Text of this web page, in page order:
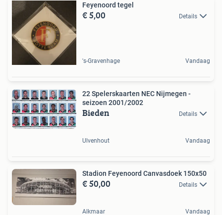
Feyenoord tegel
€ 5,00 Details
's-Gravenhage Vandaag
22 Spelerskaarten NEC Nijmegen -
seizoen 2001/2002
Bieden Details
Ulvenhout Vandaag
Stadion Feyenoord Canvasdoek 150x50
€ 50,00 Details
Alkmaar Vandaag